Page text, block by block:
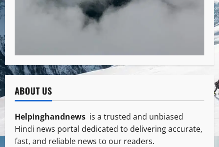
ABOUT US
Helpinghandnews is a trusted and unbiased
Hindi news portal dedicated to delivering accurate,
fast, and reliable news to our readers.